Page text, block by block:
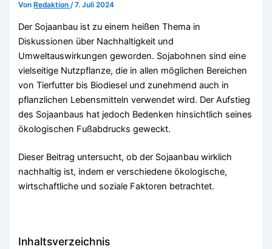
Von Redaktion/7. Juli 2024
Der Sojaanbau ist zu einem heißen Thema in
Diskussionen über Nachhaltigkeit und
Umweltauswirkungen geworden. Sojabohnen sind eine
vielseitige Nutzpflanze, die in allen möglichen Bereichen
von Tierfutter bis Biodiesel und zunehmend auch in
pflanzlichen Lebensmitteln verwendet wird. Der Aufstieg
des Sojaanbaus hat jedoch Bedenken hinsichtlich seines
ökologischen Fußabdrucks geweckt.
Dieser Beitrag untersucht, ob der Sojaanbau wirklich
nachhaltig ist, indem er verschiedene ökologische,
wirtschaftliche und soziale Faktoren betrachtet.
Inhaltsverzeichnis